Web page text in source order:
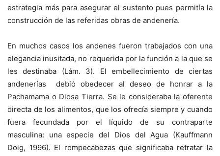
estrategia más para asegurar el sustento pues permitía la
construcción de las referidas obras de andenería.
En muchos casos los andenes fueron trabajados con una
elegancia inusitada, no requerida por la función a la que se
les destinaba (Lám. 3). El embellecimiento de ciertas
andenerías debió obedecer al deseo de honrar a la
Pachamama o Diosa Tierra. Se le consideraba la oferente
directa de los alimentos, que los ofrecía siempre y cuando
fuera fecundada por el líquido de su contraparte
masculina: una especie del Dios del Agua (Kauffmann
Doig, 1996). El rompecabezas que significaba retratar la